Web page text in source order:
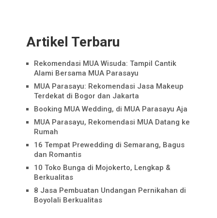
Artikel Terbaru
Rekomendasi MUA Wisuda: Tampil Cantik
Alami Bersama MUA Parasayu
MUA Parasayu: Rekomendasi Jasa Makeup
Terdekat di Bogor dan Jakarta
Booking MUA Wedding, di MUA Parasayu Aja
MUA Parasayu, Rekomendasi MUA Datang ke
Rumah
16 Tempat Prewedding di Semarang, Bagus
dan Romantis
10 Toko Bunga di Mojokerto, Lengkap &
Berkualitas
8 Jasa Pembuatan Undangan Pernikahan di
Boyolali Berkualitas